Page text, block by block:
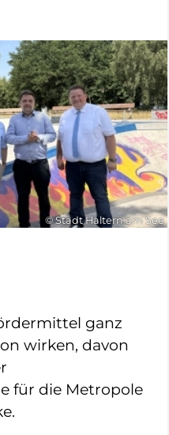
© Stadt Haltern am See
ganz
wirken, davon
für die Metropole